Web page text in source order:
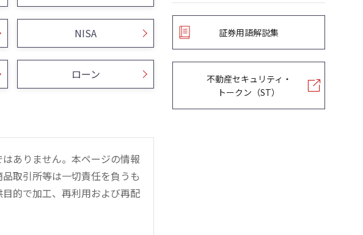
NISA
ローン
ありません。本ページの情報
取引所等は一切責任を負うも
的で加工、再利用および再配
証券用語解説集
不動産セキュリティ・
トークン（ST）